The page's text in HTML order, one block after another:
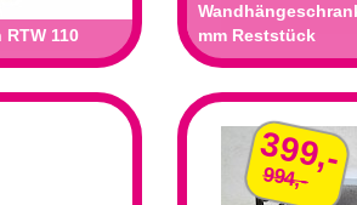
110
mm Reststück
399,-
994,-